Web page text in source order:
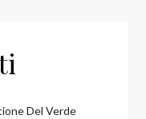
Del Verde